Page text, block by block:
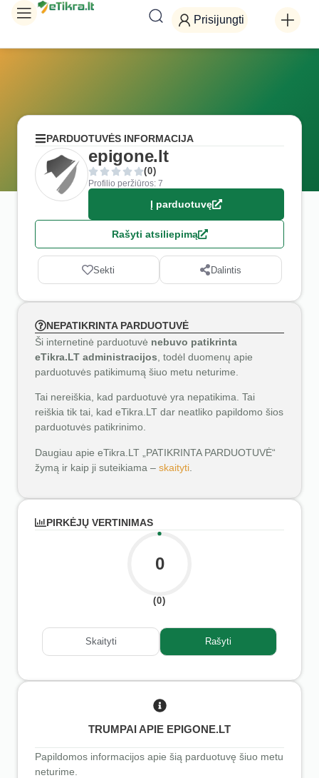
Prisijungti
PARDUOTUVĖS INFORMACIJA
epigone.lt
(0)
Profilio peržiūros: 7
Į parduotuvę
Rašyti atsiliepimą
Sekti Dalintis
NEPATIKRINTA PARDUOTUVĖ
Ši internetinė parduotuvė nebuvo patikrinta
eTikra.LT administracijos , todėl duomenų apie
parduotuvės patikimumą šiuo metu neturime.
Tai nereiškia, kad parduotuvė yra nepatikima. Tai
reiškia tik tai, kad eTikra.LT dar neatliko papildomo šios
parduotuvės patikrinimo.
Daugiau apie eTikra.LT „PATIKRINTA PARDUOTUVĖ“
žymą ir kaip ji suteikiama – skaityti
PIRKĖJŲ VERTINIMAS
0
(0)
Skaityti Rašyti
TRUMPAI APIE EPIGONE.LT
Papildomos informacijos apie šią parduotuvę šiuo metu
neturime.